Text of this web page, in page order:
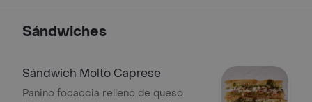
Sándwiches
Sándwich Molto Caprese
Panino focaccia relleno de queso